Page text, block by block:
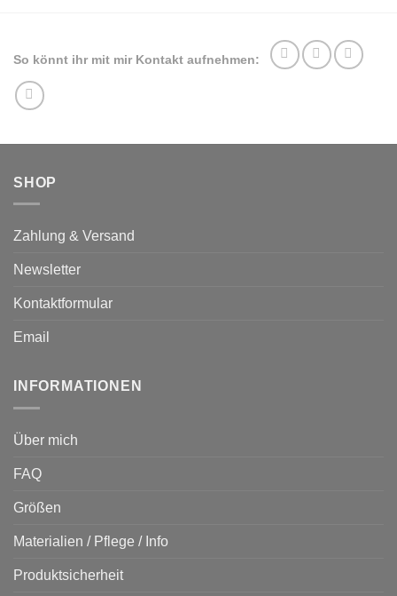
Optionen
gewählt
So könnt ihr mit mir Kontakt aufnehmen:
SHOP
Zahlung & Versand
Newsletter
Kontaktformular
Email
INFORMATIONEN
Über mich
FAQ
Größen
Materialien / Pflege / Info
Produktsicherheit